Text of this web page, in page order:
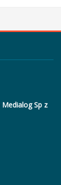
Medialog Sp z